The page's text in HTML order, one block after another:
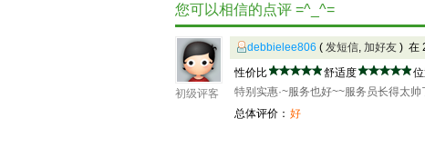
您可以相信的点评 =^_^=
初级评客
debbielee806 ( 发短信, 加好友 ) 在
性价比
舒适度
特别实惠·~服务也好~~服务员长得太
总体评价： 好